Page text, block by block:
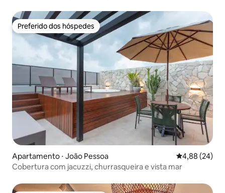
Preferido dos hóspedes
Preferido dos hóspedes
Apartamento ⋅ João Pessoa 4,88 de uma
4,88 (24)
Cobertura com jacuzzi, churrasqueira e vista mar